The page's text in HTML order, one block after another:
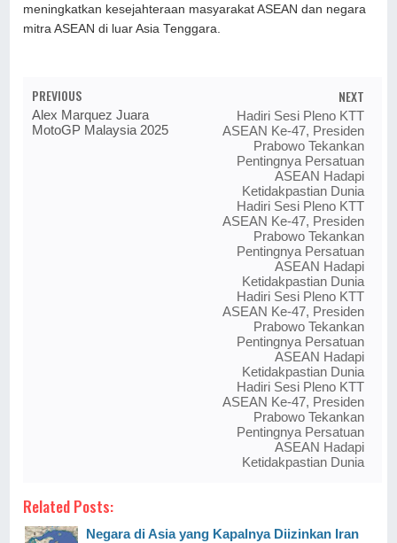
meningkatkan kesejahteraan masyarakat ASEAN dan negara
mitra ASEAN di luar Asia Tenggara.
PREVIOUS
Alex Marquez Juara
MotoGP Malaysia 2025
NEXT
Hadiri Sesi Pleno KTT
ASEAN Ke-47, Presiden
Prabowo Tekankan
Pentingnya Persatuan
ASEAN Hadapi
Ketidakpastian Dunia
Hadiri Sesi Pleno KTT
ASEAN Ke-47, Presiden
Prabowo Tekankan
Pentingnya Persatuan
ASEAN Hadapi
Ketidakpastian Dunia
Hadiri Sesi Pleno KTT
ASEAN Ke-47, Presiden
Prabowo Tekankan
Pentingnya Persatuan
ASEAN Hadapi
Ketidakpastian Dunia
Hadiri Sesi Pleno KTT
ASEAN Ke-47, Presiden
Prabowo Tekankan
Pentingnya Persatuan
ASEAN Hadapi
Ketidakpastian Dunia
Related Posts:
Negara di Asia yang Kapalnya Diizinkan Iran